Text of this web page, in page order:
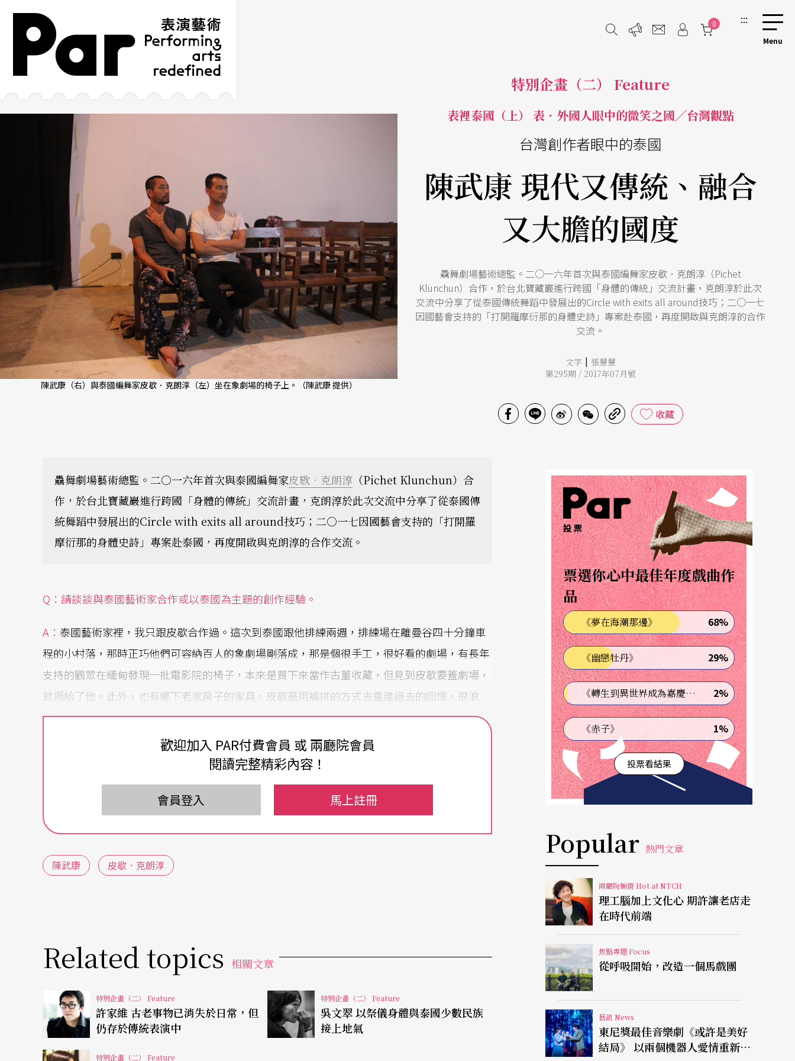
跳到主要內容區塊
網站導覽
0 :::
陳武康（右）與泰國編舞家皮歇．克朗淳（左）坐在象劇場的椅子上。（陳武康 提供）
特別企畫（二） Feature
表裡泰國（上） 表．外國人眼中的微笑之國╱台灣觀點
台灣創作者眼中的泰國
陳武康 現代又傳統、融合
又大膽的國度
驫舞劇場藝術總監。二○一六年首次與泰國編舞家皮歇．克朗淳（Pichet
Klunchun）合作，於台北寶藏巖進行跨國「身體的傳統」交流計畫，克朗淳於此次
交流中分享了從泰國傳統舞蹈中發展出的Circle with exits all around技巧；二○一七
因國藝會支持的「打開羅摩衍那的身體史詩」專案赴泰國，再度開啟與克朗淳的合作
交流。
文字 | 張慧慧
第295期 / 2017年07月號
收藏
驫舞劇場藝術總監。二○一六年首次與泰國編舞家皮歇．克朗淳 （Pichet Klunchun）合
作，於台北寶藏巖進行跨國「身體的傳統」交流計畫，克朗淳於此次交流中分享了從泰國傳
統舞蹈中發展出的Circle with exits all around技巧；二○一七因國藝會支持的「打開羅
摩衍那的身體史詩」專案赴泰國，再度開啟與克朗淳的合作交流。
Q：請談談與泰國藝術家合作或以泰國為主題的創作經驗。
A ： 泰國藝術家裡，我只跟皮歇合作過。這次到泰國跟他排練兩週，排練場在離曼谷四十分鐘車
程的小村落，那時正巧他們可容納百人的象劇場剛落成，那是個很手工，很好看的劇場，有長年
支持的觀眾在緬甸發現一批電影院的椅子，本來是買下來當作古董收藏，但見到皮歇要蓋劇場，
就捐給了他。此外，也有鄉下老家房子的家具，皮歇是用補拼的方式去重建過去的回憶，很浪
漫。
另外，皮歇有出家的經驗，我覺得很特別，但在泰國這是一個很普遍的現象，許多泰國男子都有
過出家的經驗，這也可能是使他時常呈現沉靜狀態的原因。
Q：對泰國文化、藝術印象最深刻的事，或文化衝擊經驗。
：我們在當地看了一場演出。開演前，通常他們會放國王歌的歌，但那場放了國歌。後來問皮
歇，才知道是因為太久沒有新國王了，新歌還沒做好，他們只好拿國歌墊檔。
Q：推薦一件你印象最深刻的泰國藝術家作品。
：拉瑪五世是很酷的藝術家，他在位時，是世界強權瘋狂殖民的時代，他派出了王子們學習各
國的長處，回國後將泰國傳統與現代交融。大城（Ayutthaya）的尼瓦塔馬拉瓦寺（Wat Niwet T
歡迎加入 PAR付費會員 或 兩廳院會員
閱讀完整精彩內容！
會員登入 馬上註冊
陳武康 皮歇．克朗淳
Related topics 相關文章
特別企畫（二） Feature
許家維 古老事物已消失於日常，但
仍存於傳統表演中
特別企畫（二） Feature
吳文翠 以祭儀身體與泰國少數民族
接上地氣
特別企畫（二） Feature
投票
票選你心中最佳年度戲曲作
品
《夢在海潮那邊》 68%
《幽戀牡丹》 29%
《轉生到異世界成為嘉慶君—發現我的祖先是詐騙集團!?》 2%
《赤子》 1%
投票看結果
Popular 熱門文章
兩廳院櫥窗 Hot at NTCH
理工腦加上文化心 期許讓老店走
在時代前端
焦點專題 Focus
從呼吸開始，改造一個馬戲團
藝訊 News
東尼獎最佳音樂劇《或許是美好
結局》 以兩個機器人愛情重新凝